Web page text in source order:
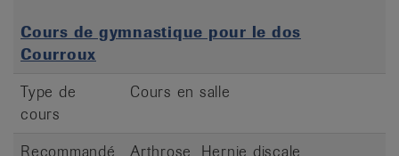
Cours de gymnastique pour le dos
Courroux
Type de
cours
Cours en salle
Recommandé Arthrose, Hernie discale,